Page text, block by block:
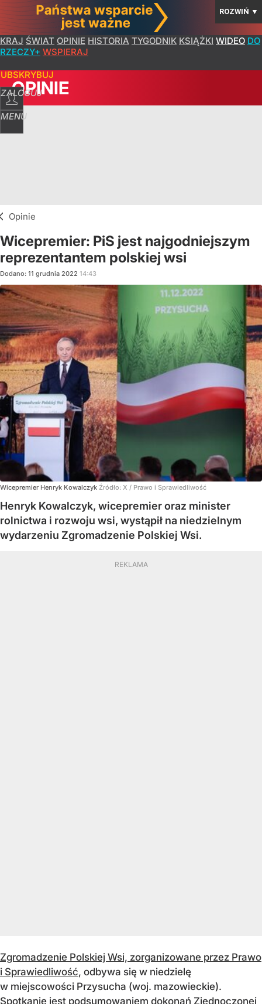
ROZWIŃ ▼
KRAJ ŚWIAT OPINIE HISTORIA TYGODNIK KSIĄŻKI WIDEO DO
RZECZY+ WSPIERAJ
ZALOGUJ
MENU
OPINIE
Opinie
Wicepremier: PiS jest najgodniejszym
reprezentantem polskiej wsi
Dodano: 11 grudnia 2022 14:43
Wicepremier Henryk Kowalczyk Źródło: X / Prawo i Sprawiedliwość
Henryk Kowalczyk, wicepremier oraz minister
rolnictwa i rozwoju wsi, wystąpił na niedzielnym
wydarzeniu Zgromadzenie Polskiej Wsi.
Zgromadzenie Polskiej Wsi, zorganizowane przez Prawo
i Sprawiedliwość, odbywa się w niedzielę
w miejscowości Przysucha (woj. mazowieckie).
Spotkanie jest podsumowaniem dokonań Zjednoczonej